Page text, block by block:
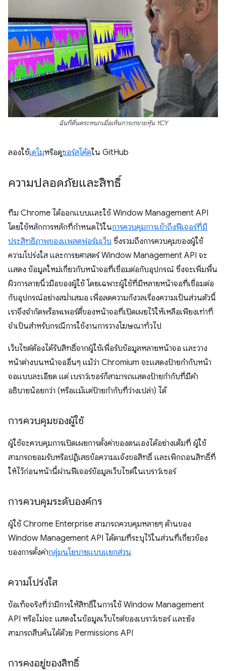
ฉันที่ตื่นตระหนกเมื่อเห็นการเทขายหุ้น YCY
ลองใช้เดโมหรือดูซอร์สโค้ดใน GitHub
ความปลอดภัยและสิทธิ์
ทีม Chrome ได้ออกแบบและใช้ Window Management API
โดยใช้หลักการหลักที่กำหนดไว้ในการควบคุมการเข้าถึงฟีเจอร์ที่มี
ประสิทธิภาพของแพลตฟอร์มเว็บ ซึ่งรวมถึงการควบคุมของผู้ใช้
ความโปร่งใส และการยศาสตร์ Window Management API จะ
แสดง ข้อมูลใหม่เกี่ยวกับหน้าจอที่เชื่อมต่อกับอุปกรณ์ ซึ่งจะเพิ่มพื้น
ผิวการลายนิ้วมือของผู้ใช้ โดยเฉพาะผู้ใช้ที่มีหลายหน้าจอที่เชื่อมต่อ
กับอุปกรณ์อย่างสม่ำเสมอ เพื่อลดความกังวลเรื่องความเป็นส่วนตัวนี้
เราจึงจำกัดพร็อพเพอร์ตี้ของหน้าจอที่เปิดเผยไว้ให้เหลือเพียงเท่าที่
จำเป็นสำหรับกรณีการใช้งานการวางโฆษณาทั่วไป
เว็บไซต์ต้องได้รับสิทธิ์จากผู้ใช้เพื่อรับข้อมูลหลายหน้าจอ และวาง
หน้าต่างบนหน้าจออื่นๆ แม้ว่า Chromium จะแสดงป้ายกำกับหน้า
จอแบบละเอียด แต่ เบราว์เซอร์ก็สามารถแสดงป้ายกำกับที่มีคำ
อธิบายน้อยกว่า (หรือแม้แต่ป้ายกำกับที่ว่างเปล่า) ได้
การควบคุมของผู้ใช้
ผู้ใช้จะควบคุมการเปิดเผยการตั้งค่าของตนเองได้อย่างเต็มที่ ผู้ใช้
สามารถยอมรับหรือปฏิเสธข้อความแจ้งขอสิทธิ์ และเพิกถอนสิทธิ์ที่
ให้ไว้ก่อนหน้านี้ผ่านฟีเจอร์ข้อมูลเว็บไซต์ในเบราว์เซอร์
การควบคุมระดับองค์กร
ผู้ใช้ Chrome Enterprise สามารถควบคุมหลายๆ ด้านของ
Window Management API ได้ตามที่ระบุไว้ในส่วนที่เกี่ยวข้อง
ของการตั้งค่ากลุ่มนโยบายแบบแยกส่วน
ความโปร่งใส
ข้อเท็จจริงที่ว่ามีการให้สิทธิ์ในการใช้ Window Management
API หรือไม่จะ แสดงในข้อมูลเว็บไซต์ของเบราว์เซอร์ และยัง
สามารถสืบค้นได้ด้วย Permissions API
การคงอยู่ของสิทธิ์